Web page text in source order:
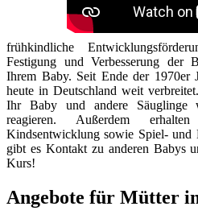
frühkindliche
Festigung und Verbesserung der
Ihrem Baby. Seit Ende der 1970er
heute in Deutschland weit
Ihr Baby und andere Säuglinge
reagieren. Außerdem
Kindsentwicklung sowie Spiel- und
gibt es Kontakt zu anderen Babys
Kurs!
Angebote für Mütter